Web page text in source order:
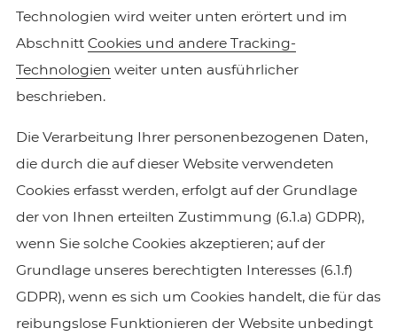
Technologien wird weiter unten erörtert und im
Abschnitt Cookies und andere Tracking-
Technologien weiter unten ausführlicher
beschrieben.
Die Verarbeitung Ihrer personenbezogenen Daten,
die durch die auf dieser Website verwendeten
Cookies erfasst werden, erfolgt auf der Grundlage
der von Ihnen erteilten Zustimmung (6.1.a) GDPR),
wenn Sie solche Cookies akzeptieren; auf der
Grundlage unseres berechtigten Interesses (6.1.f)
GDPR), wenn es sich um Cookies handelt, die für das
reibungslose Funktionieren der Website unbedingt